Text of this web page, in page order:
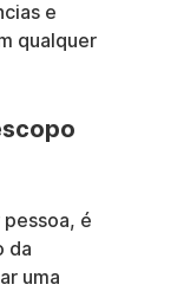
e
qualquer
é
da
uma